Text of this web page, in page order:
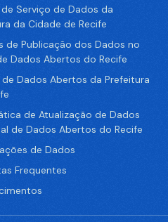
Serviço de Dados da
da Cidade de Recife
de Publicação dos Dados no
Dados Abertos do Recife
Dados Abertos da Prefeitura
de Atualização de Dados
de Dados Abertos do Recife
de Dados
Frequentes